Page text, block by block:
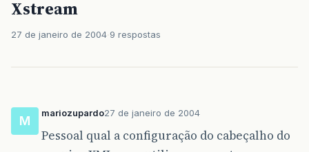
Xstream
27 de janeiro de 2004 9 respostas
M
mariozupardo27 de janeiro de 2004
Pessoal qual a configuração do cabeçalho do